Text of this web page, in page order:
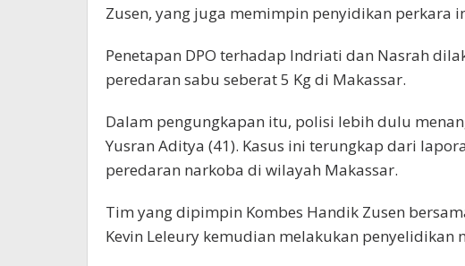
Zusen, yang juga memimpin penyidikan perkara
Penetapan DPO terhadap Indriati dan Nasrah
peredaran sabu seberat 5 Kg di Makassar.
Dalam pengungkapan itu, polisi lebih dulu
Yusran Aditya (41). Kasus ini terungkap dari
peredaran narkoba di wilayah Makassar.
Tim yang dipimpin Kombes Handik Zusen
Kevin Leleury kemudian melakukan penyelidikan